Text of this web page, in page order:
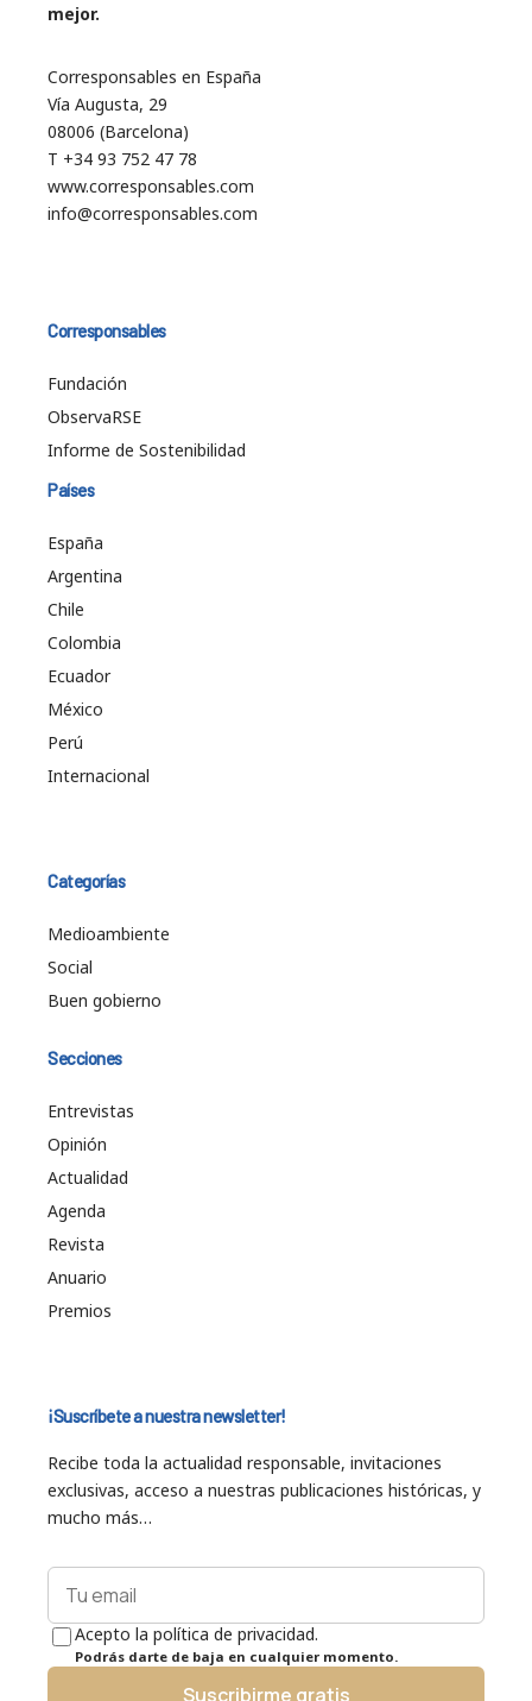
mejor.
Corresponsables en España
Vía Augusta, 29
08006 (Barcelona)
T +34 93 752 47 78
www.corresponsables.com
info@corresponsables.com
Corresponsables
Fundación
ObservaRSE
Informe de Sostenibilidad
Países
España
Argentina
Chile
Colombia
Ecuador
México
Perú
Internacional
Categorías
Medioambiente
Social
Buen gobierno
Secciones
Entrevistas
Opinión
Actualidad
Agenda
Revista
Anuario
Premios
¡Suscríbete a nuestra newsletter!
Recibe toda la actualidad responsable, invitaciones
exclusivas, acceso a nuestras publicaciones históricas, y
mucho más…
Acepto la política de privacidad.
Podrás darte de baja en cualquier momento.
Suscribirme gratis